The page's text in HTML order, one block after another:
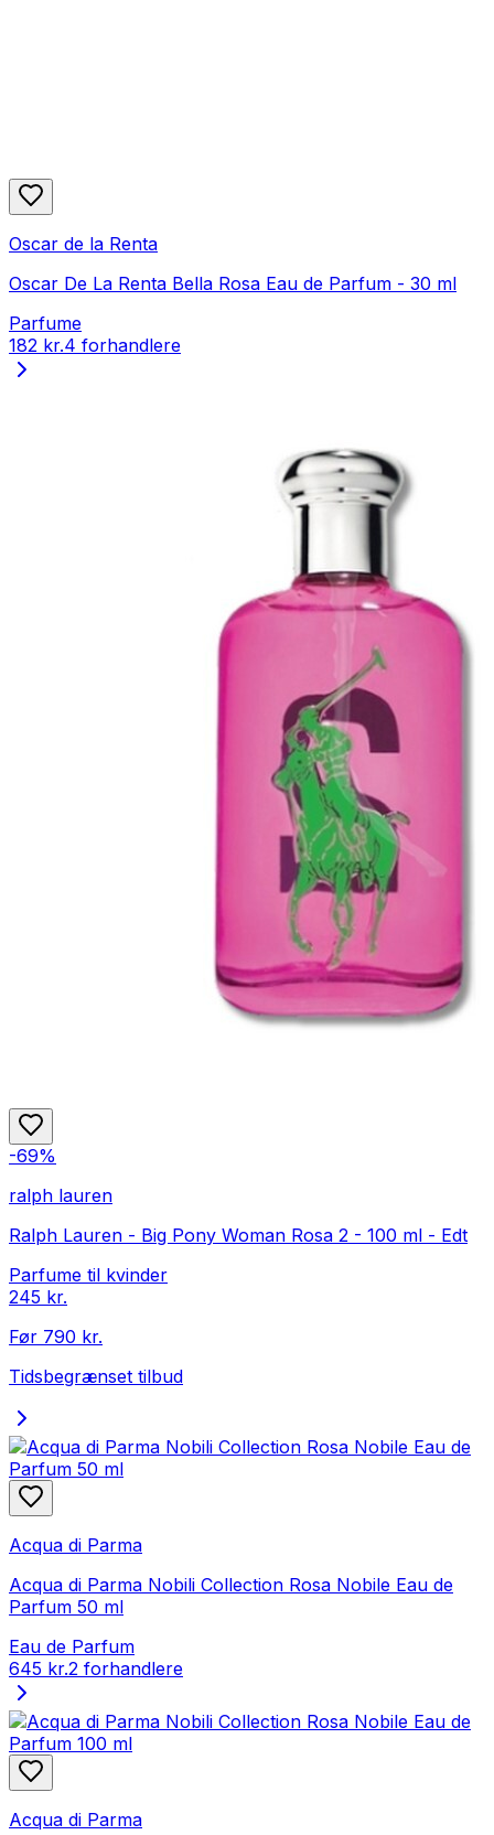
Oscar de la Renta
Oscar De La Renta Bella Rosa Eau de Parfum - 30 ml
Parfume
182 kr.4 forhandlere
-69%
ralph lauren
Ralph Lauren - Big Pony Woman Rosa 2 - 100 ml - Edt
Parfume til kvinder
245 kr.
Før 790 kr.
Tidsbegrænset tilbud
Acqua di Parma
Acqua di Parma Nobili Collection Rosa Nobile Eau de
Parfum 50 ml
Eau de Parfum
645 kr.2 forhandlere
Acqua di Parma